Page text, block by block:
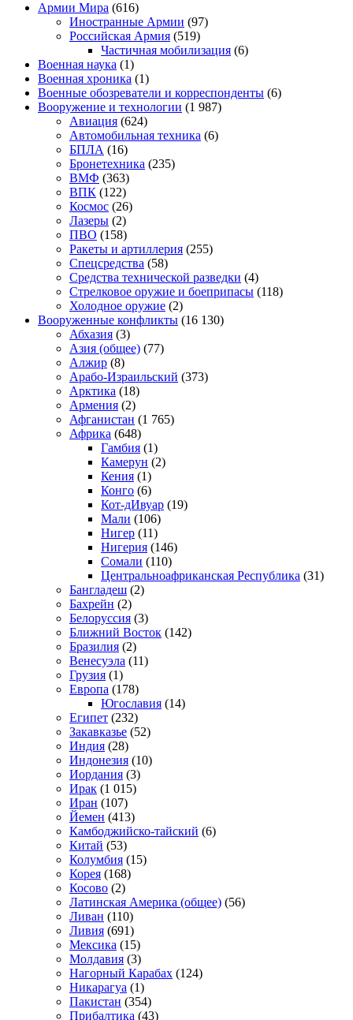
Армии Мира (616)
Иностранные Армии (97)
Российская Армия (519)
Частичная мобилизация (6)
Военная наука (1)
Военная хроника (1)
Военные обозреватели и корреспонденты (6)
Вооружение и технологии (1 987)
Авиация (624)
Автомобильная техника (6)
БПЛА (16)
Бронетехника (235)
ВМФ (363)
ВПК (122)
Космос (26)
Лазеры (2)
ПВО (158)
Ракеты и артиллерия (255)
Спецсредства (58)
Средства технической разведки (4)
Стрелковое оружие и боеприпасы (118)
Холодное оружие (2)
Вооруженные конфликты (16 130)
Абхазия (3)
Азия (общее) (77)
Алжир (8)
Арабо-Израильский (373)
Арктика (18)
Армения (2)
Афганистан (1 765)
Африка (648)
Гамбия (1)
Камерун (2)
Кения (1)
Конго (6)
Кот-дИвуар (19)
Мали (106)
Нигер (11)
Нигерия (146)
Сомали (110)
Центральноафриканская Республика (31)
Бангладеш (2)
Бахрейн (2)
Белоруссия (3)
Ближний Восток (142)
Бразилия (2)
Венесуэла (11)
Грузия (1)
Европа (178)
Югославия (14)
Египет (232)
Закавказье (52)
Индия (28)
Индонезия (10)
Иордания (3)
Ирак (1 015)
Иран (107)
Йемен (413)
Камбоджийско-тайский (6)
Китай (53)
Колумбия (15)
Корея (168)
Косово (2)
Латинская Америка (общее) (56)
Ливан (110)
Ливия (691)
Мексика (15)
Молдавия (3)
Нагорный Карабах (124)
Никарагуа (1)
Пакистан (354)
Прибалтика (43)